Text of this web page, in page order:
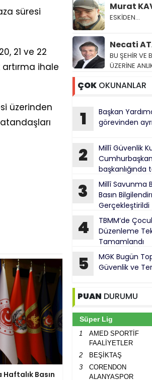
süresi
21 ve 22
artırma ihale
üzerinden
Basın
Murat
ESKİDEN...
Necati
BU ŞEHİR VE
ÜZERİNE
ÇOK OKUNANLAR
1
Başkan
görevinden
2
Millî Güvenlik
başkanlığında
3
Millî Savunma
Basın
Gerçekleştirildi
4
TBMM’de
Düzenleme
Tamamlandı
5
MGK Bugün
Güvenlik ve
PUAN DURUMU
Süper Lig
1
AMED SPORTİF
FAALİYETLER
2 BEŞİKTAŞ
3
CORENDON
ALANYASPOR